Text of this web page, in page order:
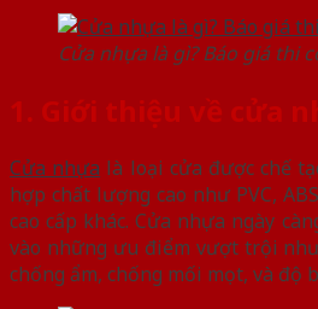
Cửa nhựa là gì? Báo giá thi
1. Giới thiệu về cửa
Cửa nhựa là loại cửa được chế
hợp chất lượng cao như PVC,
cao cấp khác. Cửa nhựa ngày
vào những ưu điểm vượt trội
chống ẩm, chống mối mọt, và độ